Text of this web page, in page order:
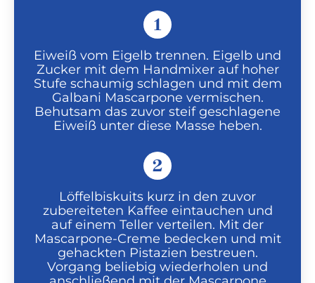
1
Eiweiß vom Eigelb trennen. Eigelb und
Zucker mit dem Handmixer auf hoher
Stufe schaumig schlagen und mit dem
Galbani Mascarpone vermischen.
Behutsam das zuvor steif geschlagene
Eiweiß unter diese Masse heben.
2
Löffelbiskuits kurz in den zuvor
zubereiteten Kaffee eintauchen und
auf einem Teller verteilen. Mit der
Mascarpone-Creme bedecken und mit
gehackten Pistazien bestreuen.
Vorgang beliebig wiederholen und